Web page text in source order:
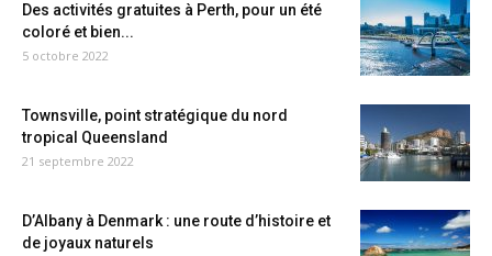
Des activités gratuites à Perth, pour un été
coloré et bien...
5 octobre 2022
Townsville, point stratégique du nord
tropical Queensland
21 septembre 2022
D’Albany à Denmark : une route d’histoire et
de joyaux naturels